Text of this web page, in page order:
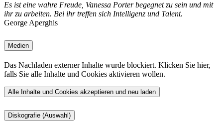
Es ist eine wahre Freude, Vanessa Porter begegnet zu sein und mit
ihr zu arbeiten. Bei ihr treffen sich Intelligenz und Talent.
George Aperghis
Medien
Das Nachladen externer Inhalte wurde blockiert. Klicken Sie hier,
falls Sie alle Inhalte und Cookies aktivieren wollen.
Alle Inhalte und Cookies akzeptieren und neu laden
Diskografie (Auswahl)